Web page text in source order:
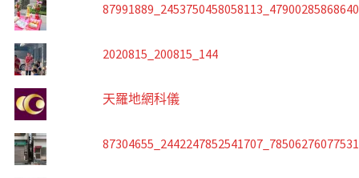
2020815_200815_144
天羅地網科儀